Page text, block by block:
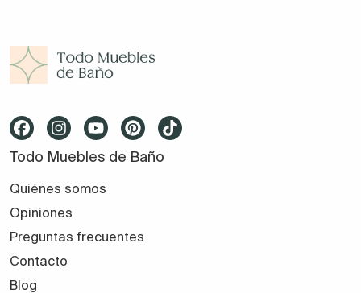
Todo Muebles de Baño
Quiénes somos
Opiniones
Preguntas frecuentes
Contacto
Blog